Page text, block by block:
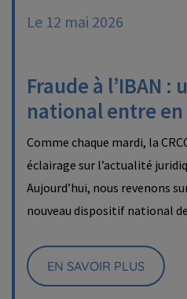
Le 12 mai 2026
Fraude à l’IBAN :
national entre
Comme chaque mardi, la
éclairage sur l’actualité
Aujourd’hui, nous revenons
nouveau dispositif national
EN SAVOIR PLUS